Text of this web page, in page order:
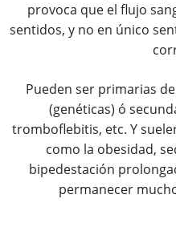
provoca que el flujo
sentidos, y no en único
Pueden ser primarias
(genéticas) ó
tromboflebitis, etc. Y
como la obesidad,
bipedestación
permanecer